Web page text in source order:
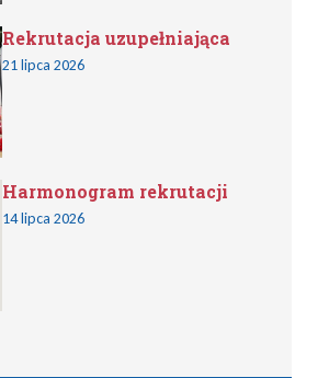
Rekrutacja uzupełniająca
21 lipca 2026
Harmonogram rekrutacji
14 lipca 2026